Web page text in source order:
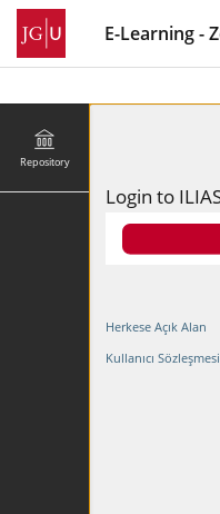
E-Learning -
Repository
Login to
Herkese Açık Alan
Kullanıcı Sözleşmesi